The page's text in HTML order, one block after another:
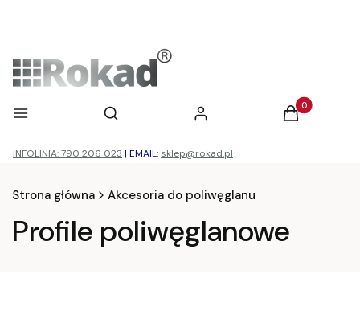
Menu Otwórz wyszukiwarkę
Szukaj Zaloguj się Produkty w
Koszyk
INFOLINIA: 790 206 023 | EMAIL: sklep@rokad.pl
Strona główna Akcesoria do poliwęglanu
Profile poliwęglanowe